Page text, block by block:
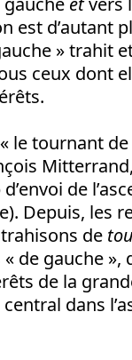
est d’autant
» trahit
ceux dont
« le tournant
de
Depuis, les
de
de gauche »,
de la
dans